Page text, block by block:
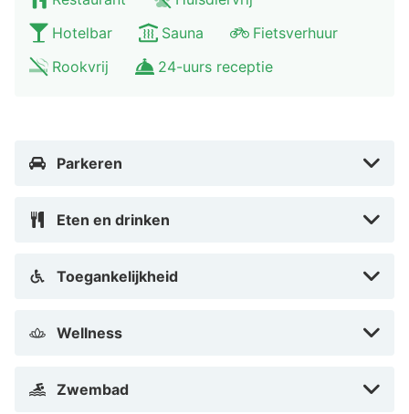
Gloeilampenfabriekje anno 1891. In Venlo zijn het
Limburgs Museum, Huize Schreurs en het 16e eeuwse
stadshuis aan de Markt de topbestemmingen die u
Hotelbar
Sauna
Fietsverhuur
Rookvrij
24-uurs receptie
Parkeren
Eten en drinken
Toegankelijkheid
Wellness
Zwembad